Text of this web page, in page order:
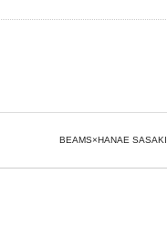
BEAMS×HANAE SASAKI